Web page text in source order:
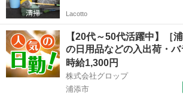
Lacotto
【20代～50代活躍中】［
の日用品などの入出荷・
時給1,300円
株式会社グロップ
浦添市